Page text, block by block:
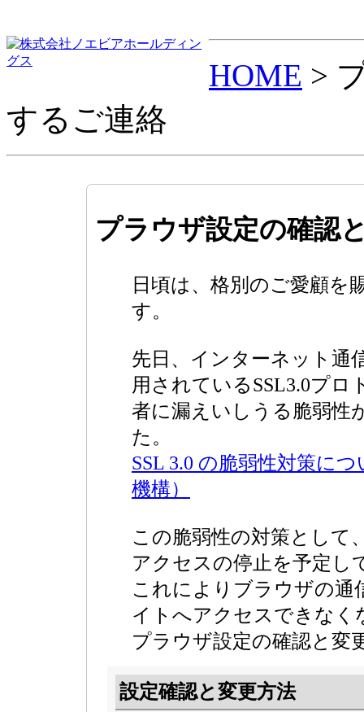
HOME >
するご連絡
プラウザ設定の確認
日頃は、格別のご愛顧を
す。
先日、インターネット通
用されているSSL3.0プロ
者に漏えいしうる脆弱性
た。
SSL 3.0 の脆弱性対策に
機構）
この脆弱性の対策として
アクセスの停止を予定し
これによりブラウザの通
イトへアクセスできなく
プラウザ設定の確認と変
設定確認と変更方法